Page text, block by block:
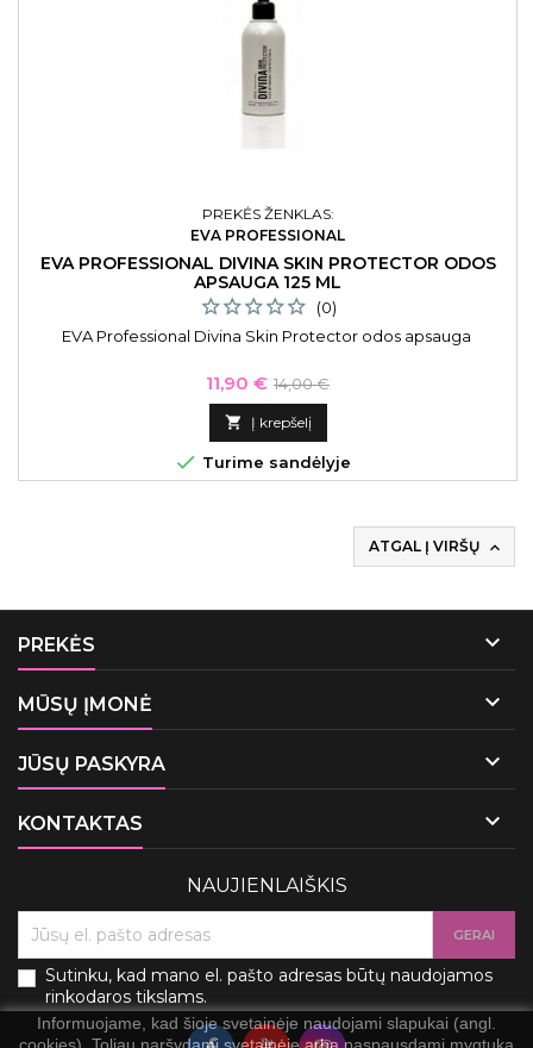
PREKĖS ŽENKLAS:
EVA PROFESSIONAL
EVA PROFESSIONAL DIVINA SKIN PROTECTOR ODOS
APSAUGA 125 ML
(0)
EVA Professional Divina Skin Protector odos apsauga
Kaina
11,90 € Bazinė
kaina
14,00 €
 Į krepšelį
 Turime sandėlyje
ATGAL Į VIRŠŲ 
PREKĖS 
MŪSŲ ĮMONĖ 
JŪSŲ PASKYRA 
KONTAKTAS 
Informuojame, kad šioje svetainėje naudojami slapukai (angl.
NAUJIENLAIŠKIS
Sutinku, kad mano el. pašto adresas būtų naudojamos
rinkodaros tikslams.